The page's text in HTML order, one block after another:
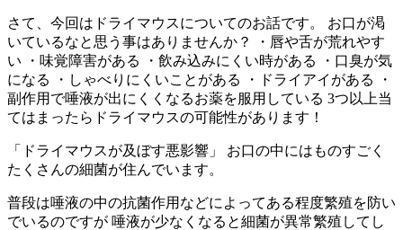
さて、今回はドライマウスについてのお話です。 お口が渇
いているなと思う事はありませんか？ ・唇や舌が荒れやす
い ・味覚障害がある ・飲み込みにくい時がある ・口臭が気
になる ・しゃべりにくいことがある ・ドライアイがある ・
副作用で唾液が出にくくなるお薬を服用している 3つ以上当
てはまったらドライマウスの可能性があります！
「ドライマウスが及ぼす悪影響」 お口の中にはものすごく
たくさんの細菌が住んでいます。
普段は唾液の中の抗菌作用などによってある程度繁殖を防い
でいるのですが 唾液が少なくなると細菌が異常繁殖してし